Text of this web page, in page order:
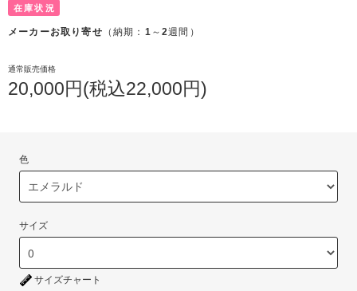
在庫状況
メーカーお取り寄せ （納期： 1 ～2週間）
通常販売価格
20,000円(税込22,000円)
色
サイズ
サイズチャート